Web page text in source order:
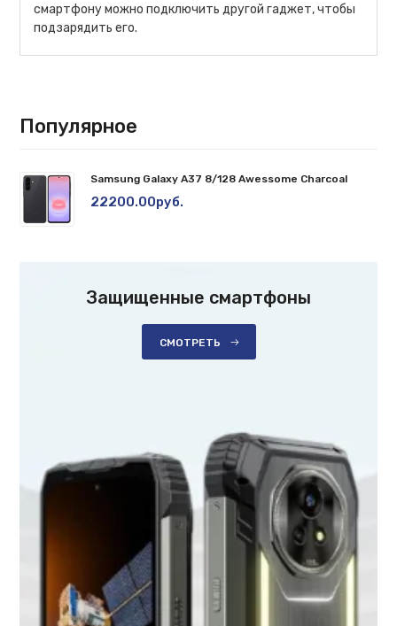
смартфону можно подключить другой гаджет, чтобы
подзарядить его.
Популярное
Samsung Galaxy A37 8/128 Awessome Charcoal
22200.00руб.
Защищенные смартфоны
СМОТРЕТЬ